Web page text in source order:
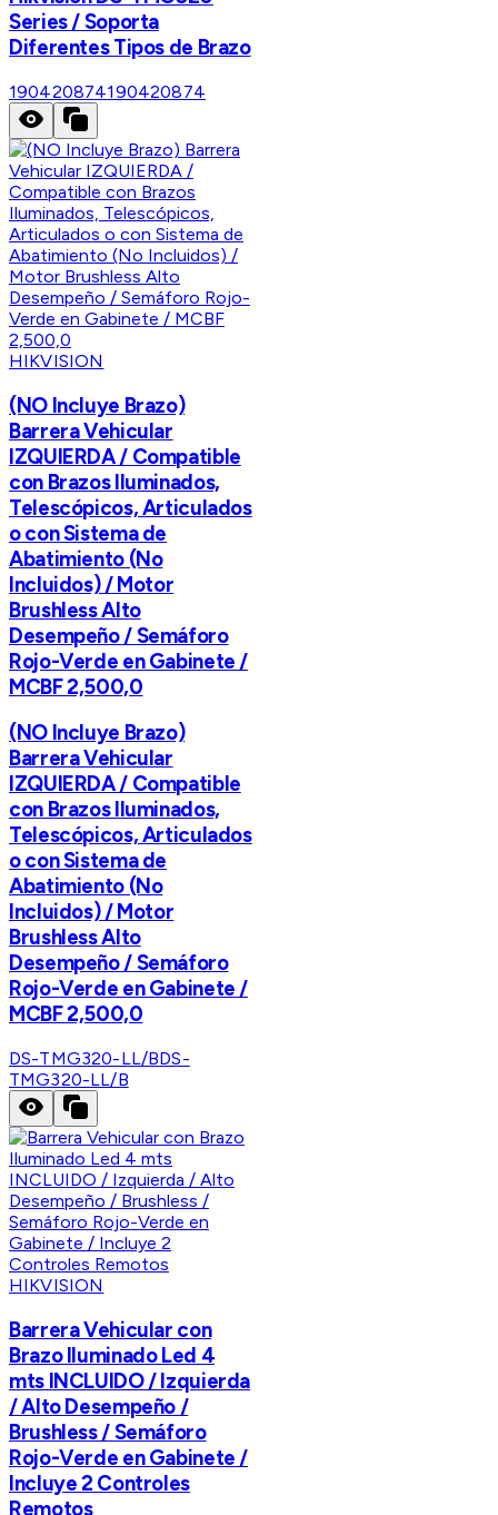
Series / Soporta
Diferentes Tipos de Brazo
190420874190420874
HIKVISION
(NO Incluye Brazo)
Barrera Vehicular
IZQUIERDA / Compatible
con Brazos Iluminados,
Telescópicos, Articulados
o con Sistema de
Abatimiento (No
Incluidos) / Motor
Brushless Alto
Desempeño / Semáforo
Rojo-Verde en Gabinete /
MCBF 2,500,0
(NO Incluye Brazo)
Barrera Vehicular
IZQUIERDA / Compatible
con Brazos Iluminados,
Telescópicos, Articulados
o con Sistema de
Abatimiento (No
Incluidos) / Motor
Brushless Alto
Desempeño / Semáforo
Rojo-Verde en Gabinete /
MCBF 2,500,0
DS-TMG320-LL/BDS-
TMG320-LL/B
HIKVISION
Barrera Vehicular con
Brazo Iluminado Led 4
mts INCLUIDO / Izquierda
/ Alto Desempeño /
Brushless / Semáforo
Rojo-Verde en Gabinete /
Incluye 2 Controles
Remotos